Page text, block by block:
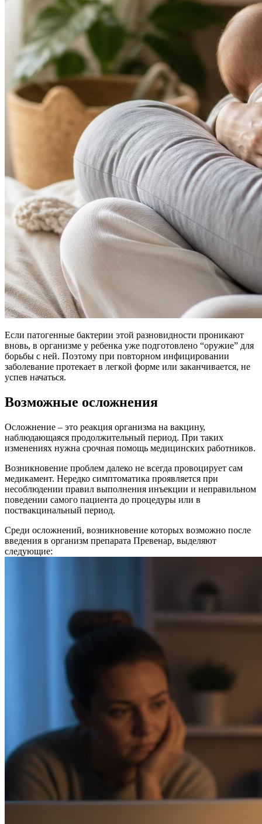
Если патогенные бактерии этой разновидности проникают
вновь, в организме у ребенка уже подготовлено “оружие” для
борьбы с ней. Поэтому при повторном инфицировании
заболевание протекает в легкой форме или заканчивается, не
успев начаться.
Возможные осложнения
Осложнение – это реакция организма на вакцину,
наблюдающаяся продолжительный период. При таких
изменениях нужна срочная помощь медицинских работников.
Возникновение проблем далеко не всегда провоцирует сам
медикамент. Нередко симптоматика проявляется при
несоблюдении правил выполнения инъекции и неправильном
поведении самого пациента до процедуры или в
поствакцинальный период.
Среди осложнений, возникновение которых возможно после
введения в организм препарата Превенар, выделяют
следующие: